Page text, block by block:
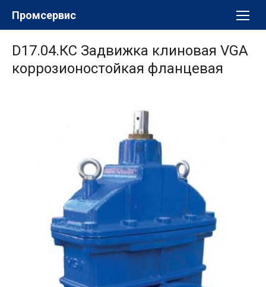
Промсервис
D17.04.КС Задвижка клиновая VGA
коррозионостойкая фланцевая